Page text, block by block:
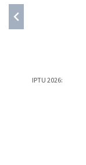
IPTU 2026: